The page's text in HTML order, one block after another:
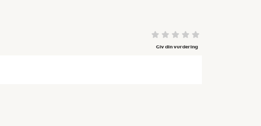
Giv din vurdering